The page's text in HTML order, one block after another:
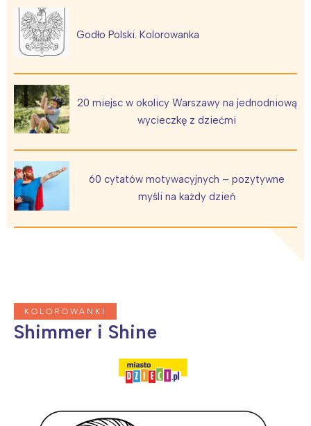
Godło Polski. Kolorowanka
20 miejsc w okolicy Warszawy na jednodniową
wycieczkę z dziećmi
60 cytatów motywacyjnych – pozytywne
myśli na każdy dzień
KOLOROWANKI
Shimmer i Shine
Interesują mnie wydarzenia z
tego regionu:
Łódź
Trójmiasto
Śląsk
Południe